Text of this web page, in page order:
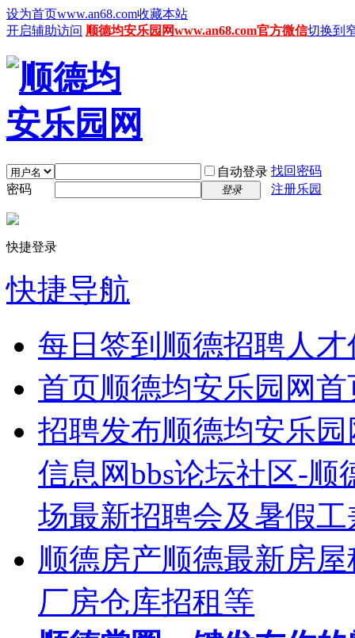
设为首页www.an68.com收藏本站
开启辅助访问 顺德均安乐园网www.an68.com官方微信切换到
自动登录 找回密码
密码
登录 注册乐园
快捷登录
快捷导航
每日签到 顺德招聘人
首页顺德均安乐园网首
招聘发布顺德均安乐
信息网bbs论坛社区-
场最新招聘会及暑假
顺德房产顺德最新房
厂房仓库招租等